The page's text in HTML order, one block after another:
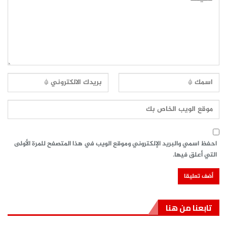
احفظ اسمي والبريد الإلكتروني وموقع الويب في هذا المتصفح للمرة الأولى
التي أعلق فيها.
تابعنا من هنا